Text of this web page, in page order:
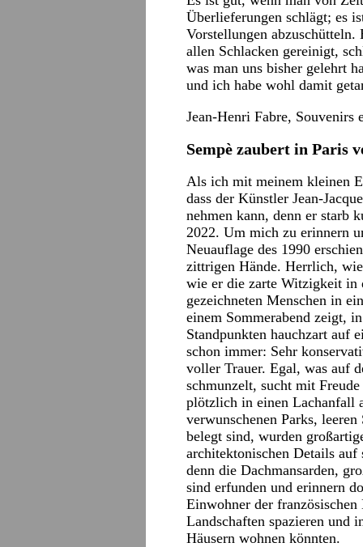
Überlieferungen schlägt; es
Vorstellungen abzuschütteln.
allen Schlacken gereinigt,
was man uns bisher gelehrt
und ich habe wohl damit
Jean-Henri Fabre, Souvenirs
Sempè zaubert in Paris
Als ich mit meinem kleinen
dass der Künstler Jean-
nehmen kann, denn er starb
2022. Um mich zu erinnern
Neuauflage des 1990
zittrigen Hände. Herrlich,
wie er die zarte Witzigkeit in
gezeichneten Menschen in
einem Sommerabend zeigt,
Standpunkten hauchzart auf
schon immer: Sehr
voller Trauer. Egal, was auf
schmunzelt, sucht mit
plötzlich in einen Lachanfall
verwunschenen Parks,
belegt sind, wurden
architektonischen Details auf
denn die Dachmansarden,
sind erfunden und erinnern
Einwohner der
Landschaften spazieren und
Häusern wohnen könnten.